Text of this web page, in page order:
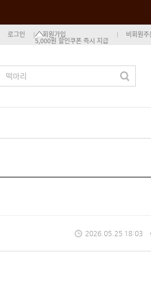
로그인 회원가입
5,000원 할인쿠폰 즉시 지급
비회원주
2026.05.25 18:03